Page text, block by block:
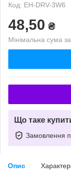
Код: EH-DRV-3W6
48,50 ₴
Мінімальна сума
Що таке
Замовлення
Опис